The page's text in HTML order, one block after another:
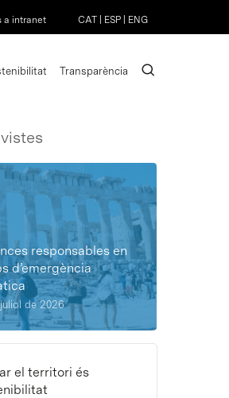
a intranet CAT ESP ENG
Transparència search
responsables en
d’emergència
de 2026
el territori és